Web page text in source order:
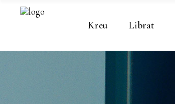
Kreu Librat